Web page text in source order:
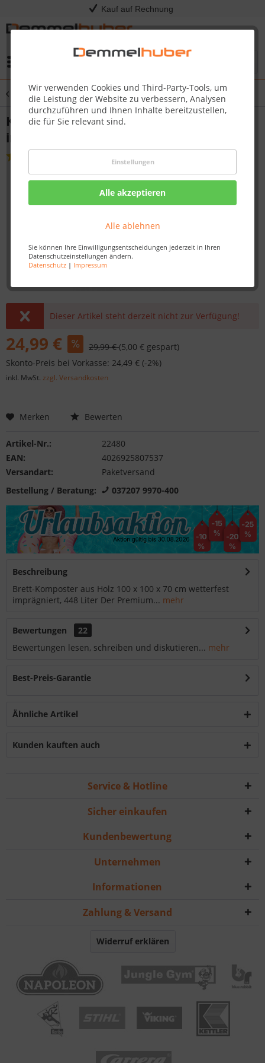
Kauf auf Rechnung
Wir verwenden Cookies und Third-Party-Tools, um
die Leistung der Website zu verbessern, Analysen
durchzuführen und Ihnen Inhalte bereitzustellen,
die für Sie relevant sind.
Einstellungen
Alle akzeptieren
Alle ablehnen
Sie können Ihre Einwilligungsentscheidungen jederzeit in Ihren
Datenschutzeinstellungen ändern.
Datenschutz| Impressum
Übersicht Gartenhelfer & Dekoration
Komposter Holz 100 x 100 cm 448 Liter
imprägniert
Dieser Artikel steht derzeit nicht zur Verfügung!
24,99 € 29,99 €(5,00 € gespart)
Skonto-Preis bei Vorkasse: 24,49 € (-2%)
inkl. MwSt. zzgl. Versandkosten
Merken Bewerten
Artikel-Nr.:
22480
EAN:
4026925807537
Versandart:
Paketversand
Bestellung / Beratung:
037207 9970-400
Beschreibung
Brett-Komposter aus Holz 100 x 100 x 70 cm wetterfest
imprägniert, 448 Liter Der Premium... mehr
Bewertungen
22
Bewertungen lesen, schreiben und diskutieren... mehr
Best-Preis-Garantie
Ähnliche Artikel
Kunden kauften auch
Service & Hotline
Sicher einkaufen
Kundenbewertung
Unternehmen
Informationen
Zahlung & Versand
Widerruf erklären